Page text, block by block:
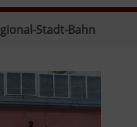
Stadt-Bahn